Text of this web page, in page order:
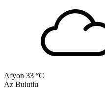
Afyon 33 °C
Az Bulutlu